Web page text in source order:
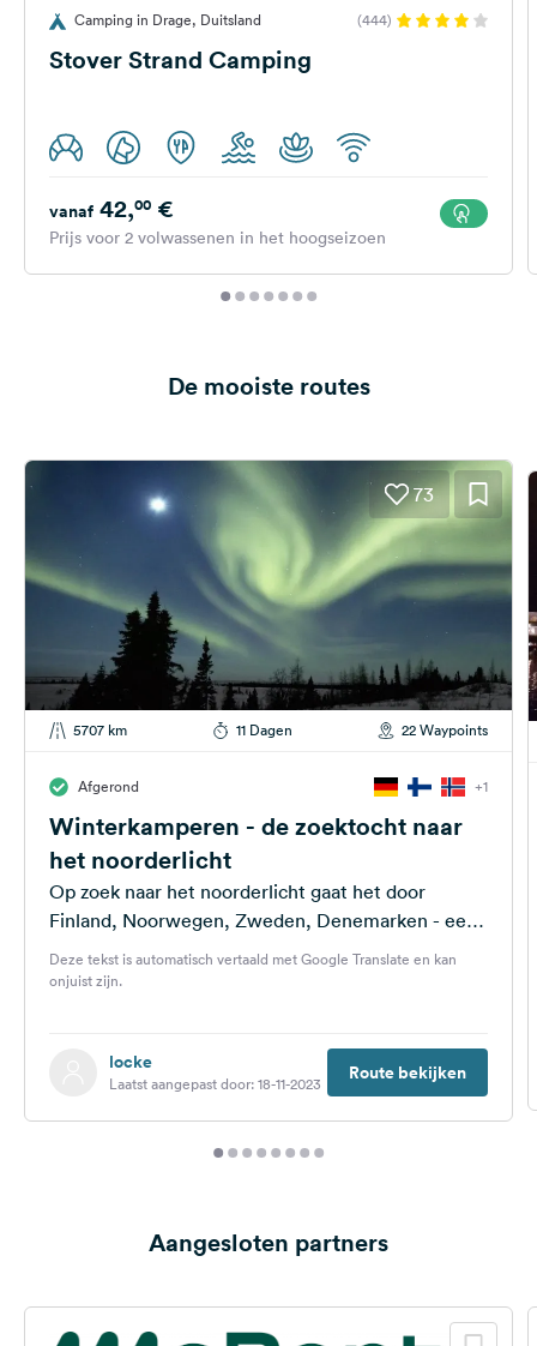
Camping in Drage, Duitsland (444)
Stover Strand Camping
vanaf 42,00 €
Prijs voor 2 volwassenen in het hoogseizoen
De mooiste routes
73
5707 km 11 Dagen 22 Waypoints
Afgerond +1
Winterkamperen - de zoektocht naar
het noorderlicht
Op zoek naar het noorderlicht gaat het door
Finland, Noorwegen, Zweden, Denemarken - een
winteravontuur
Deze tekst is automatisch vertaald met Google Translate en kan
onjuist zijn.
locke
Laatst aangepast door: 18-11-2023 Route bekijken
Aangesloten partners